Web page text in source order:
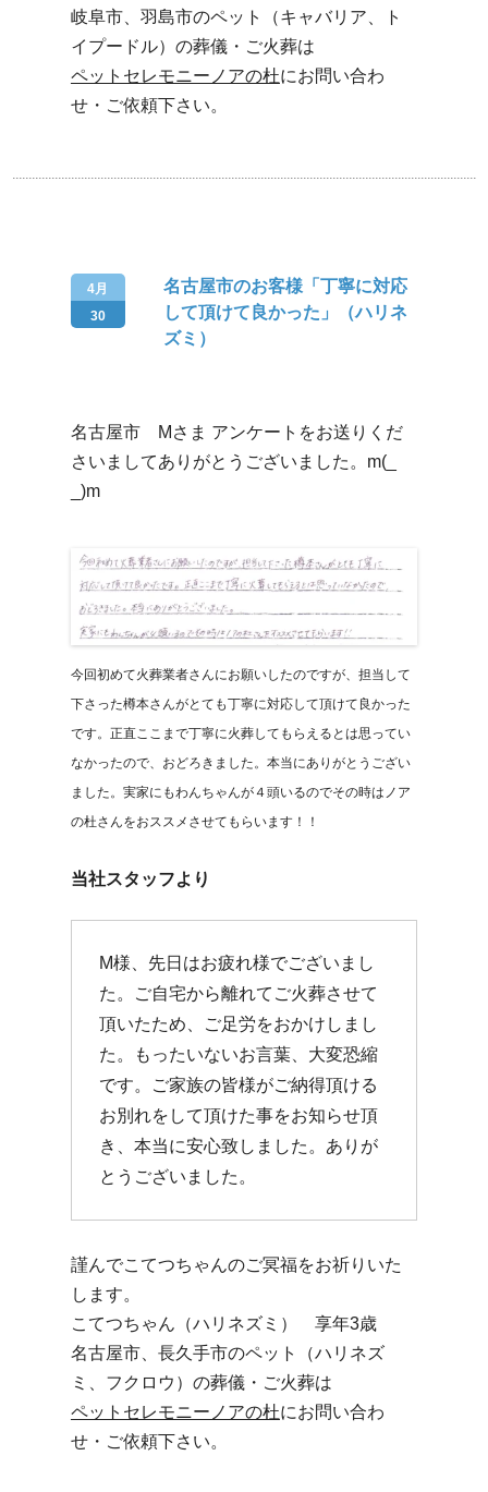
岐阜市、羽島市のペット（キャバリア、ト
イプードル）の葬儀・ご火葬は
ペットセレモニーノアの杜にお問い合わ
せ・ご依頼下さい。
4月
30
名古屋市のお客様「丁寧に対応
して頂けて良かった」（ハリネ
ズミ）
名古屋市 Mさま アンケートをお送りくだ
さいましてありがとうございました。m(_
_)m
今回初めて火葬業者さんにお願いしたのですが、担当して
下さった樽本さんがとても丁寧に対応して頂けて良かった
です。正直ここまで丁寧に火葬してもらえるとは思ってい
なかったので、おどろきました。本当にありがとうござい
ました。実家にもわんちゃんが４頭いるのでその時はノア
の杜さんをおススメさせてもらいます！！
当社スタッフより
M様、先日はお疲れ様でございまし
た。ご自宅から離れてご火葬させて
頂いたため、ご足労をおかけしまし
た。もったいないお言葉、大変恐縮
です。ご家族の皆様がご納得頂ける
お別れをして頂けた事をお知らせ頂
き、本当に安心致しました。ありが
とうございました。
謹んでこてつちゃんのご冥福をお祈りいた
します。
こてつちゃん（ハリネズミ） 享年3歳
名古屋市、長久手市のペット（ハリネズ
ミ、フクロウ）の葬儀・ご火葬は
ペットセレモニーノアの杜にお問い合わ
せ・ご依頼下さい。